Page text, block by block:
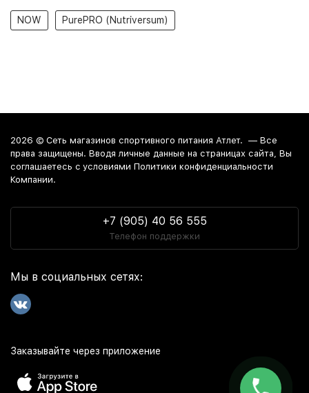
NOW PurePRO (Nutriversum)
2026 © Сеть магазинов спортивного питания Атлет. — Все
права защищены. Вводя личные данные на страницах сайта, Вы
соглашаетесь c условиями Политики конфиденциальности
Компании.
+7 (905) 40 56 555
Телефон поддержки
Мы в социальных сетях:
Заказывайте через приложение